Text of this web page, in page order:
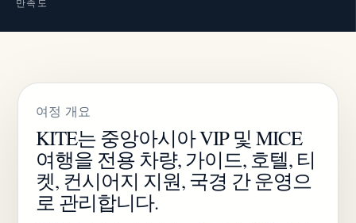
만족도
여정 개요
KITE는 중앙아시아 VIP 및 MICE
여행을 전용 차량, 가이드, 호텔, 티
켓, 컨시어지 지원, 국경 간 운영으
로 관리합니다.